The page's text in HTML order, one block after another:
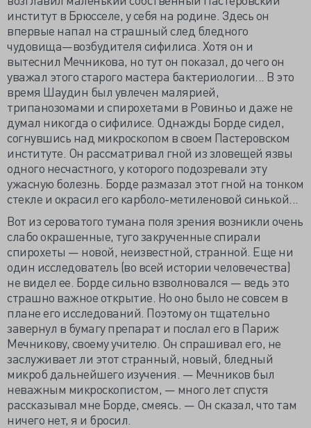
институт в Брюсселе, у себя на родине. Здесь он
впервые напал на страшный след бледного
чудовища—возбудителя сифилиса. Хотя он и
вытеснил Мечникова, но тут он показал, до чего он
уважал этого старого мастера бактериологии... В это
время Шаудин был увлечен малярией,
трипанозомами и спирохетами в Ровиньо и даже не
думал никогда о сифилисе. Однажды Борде сидел,
согнувшись над микроскопом в своем Пастеровском
институте. Он рассматривал гной из зловещей язвы
одного несчастного, у которого подозревали эту
ужасную болезнь. Борде размазал этот гной на тонком
стекле и окрасил его карболо-метиленовой синькой...
Вот из сероватого тумана поля зрения возникли очень
слабо окрашенные, туго закрученные спирали
спирохеты — новой, неизвестной, странной. Еще ни
один исследователь (во всей истории человечества)
не видел ее. Борде сильно взволновался — ведь это
страшно важное открытие. Но оно было не совсем в
плане его исследований. Поэтому он тщательно
завернул в бумагу препарат и послал его в Париж
Мечникову, своему учителю. Он спрашивал его, не
заслуживает ли этот странный, новый, бледный
микроб дальнейшего изучения. — Мечников был
неважным микроскопистом, — много лет спустя
рассказывал мне Борде, смеясь. — Он сказал, что там
ничего нет, я и бросил.